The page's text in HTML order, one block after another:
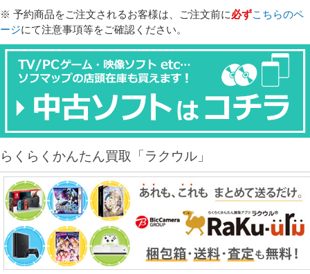
※ 予約商品をご注文されるお客様は、ご注文前に必ずこちらのペ
ージにて注意事項等をご確認ください。
らくらくかんたん買取「ラクウル」